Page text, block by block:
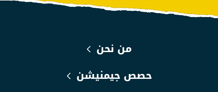
من نحن
حصص جيمنيشن